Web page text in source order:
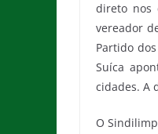
direto nos
vereador
Partido
Suíca
cidades. A
O